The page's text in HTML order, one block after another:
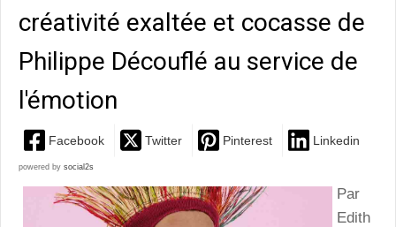
créativité exaltée et cocasse de
Philippe Découflé au service de
l'émotion
Facebook Twitter Pinterest Linkedin
powered by social2s
Par
Edith